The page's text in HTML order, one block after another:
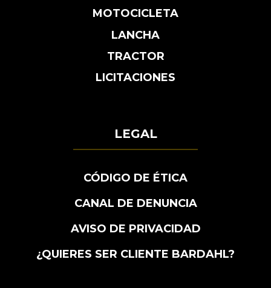
MOTOCICLETA
LANCHA
TRACTOR
LICITACIONES
LEGAL
CÓDIGO DE ÉTICA
CANAL DE DENUNCIA
AVISO DE PRIVACIDAD
¿QUIERES SER CLIENTE BARDAHL?